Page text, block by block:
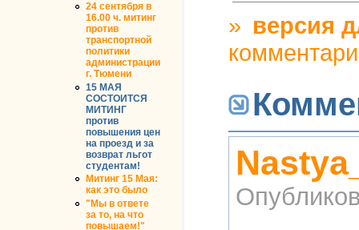
24 сентября в
16.00 ч. митинг
против
транспортной
политики
администрации
г. Тюмени
15 МАЯ
СОСТОИТСЯ
МИТИНГ
против
повышения цен
на проезд и за
возврат льгот
студентам!
Митинг 15 Мая:
как это было
"Мы в ответе
за то, на что
повышаем!"
» версия